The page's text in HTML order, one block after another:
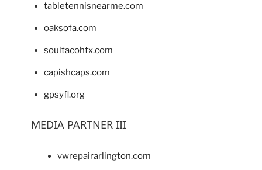
tabletennisnearme.com
oaksofa.com
soultacohtx.com
capishcaps.com
gpsyfl.org
MEDIA PARTNER III
vwrepairarlington.com